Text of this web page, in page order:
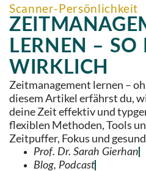
Scanner-Persönlichkeit
LERNEN – SO
WIRKLICH
Zeitmanagement lernen –
diesem Artikel erfährst du,
deine Zeit effektiv und
flexiblen Methoden, Tools
Zeitpuffer, Fokus und
Prof. Dr. Sarah Gierhan
Blog, Podcast